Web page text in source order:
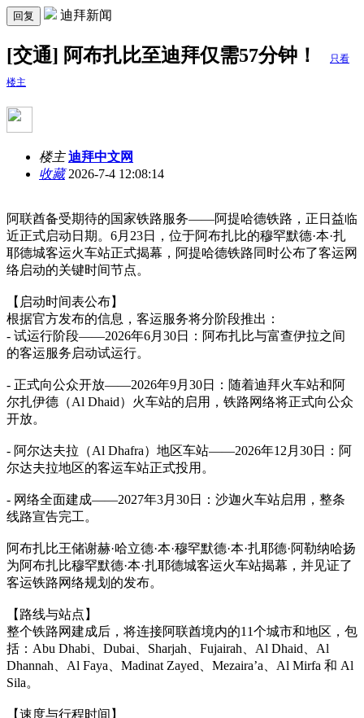
回复 迪拜新闻
[交通] 阿布扎比至迪拜仅需57分钟！ 只看
楼主
楼主 迪拜中文网
收藏2026-7-4 12:08:14
阿联酋备受期待的国家铁路服务——阿提哈德铁路，正日益临
近正式启动日期。6月23日，位于阿布扎比的穆罕默德·本·扎
耶德城客运火车站正式揭幕，阿提哈德铁路同时公布了客运网
络启动的关键时间节点。
【启动时间表公布】
根据官方发布的信息，客运服务将分阶段推出：
- 试运行阶段——2026年6月30日：阿布扎比与富查伊拉之间
的客运服务启动试运行。
- 正式向公众开放——2026年9月30日：随着迪拜火车站和阿
尔扎伊德（Al Dhaid）火车站的启用，铁路网络将正式向公众
开放。
- 阿尔达夫拉（Al Dhafra）地区车站——2026年12月30日：阿
尔达夫拉地区的客运车站正式投用。
- 网络全面建成——2027年3月30日：沙迦火车站启用，整条
线路宣告完工。
阿布扎比王储谢赫·哈立德·本·穆罕默德·本·扎耶德·阿勒纳哈扬
为阿布扎比穆罕默德·本·扎耶德城客运火车站揭幕，并见证了
客运铁路网络规划的发布。
【路线与站点】
整个铁路网建成后，将连接阿联酋境内的11个城市和地区，包
括：Abu Dhabi、Dubai、Sharjah、Fujairah、Al Dhaid、Al
Dhannah、Al Faya、Madinat Zayed、Mezaira’a、Al Mirfa 和 Al
Sila。
【速度与行程时间】